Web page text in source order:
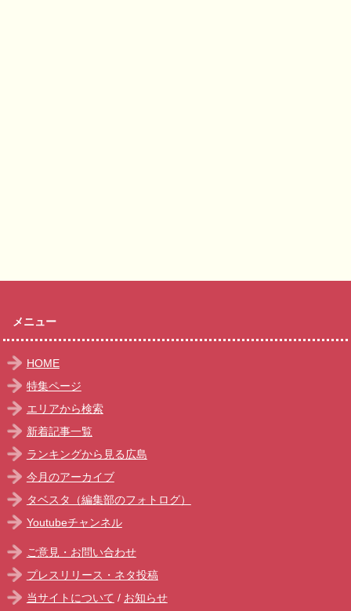
メニュー
HOME
特集ページ
エリアから検索
新着記事一覧
ランキングから見る広島
今月のアーカイブ
タベスタ（編集部のフォトログ）
Youtubeチャンネル
ご意見・お問い合わせ
プレスリリース・ネタ投稿
当サイトについて / お知らせ